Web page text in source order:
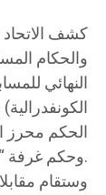
كشف الاتحاد
والحكام
النهائي
الحكم محرز
وحكم غرفة “الفار” هيثم قيراط.
وستقام